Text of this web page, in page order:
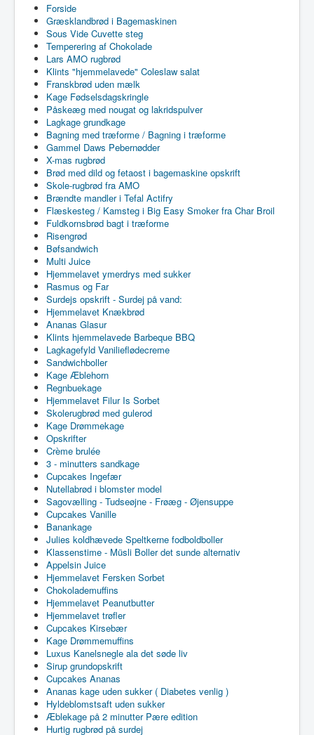
Forside
Græsklandbrød i Bagemaskinen
Sous Vide Cuvette steg
Temperering af Chokolade
Lars AMO rugbrød
Klints "hjemmelavede" Coleslaw salat
Franskbrød uden mælk
Kage Fødselsdagskringle
Påskeæg med nougat og lakridspulver
Lagkage grundkage
Bagning med træforme / Bagning i træforme
Gammel Daws Pebernødder
X-mas rugbrød
Brød med dild og fetaost i bagemaskine opskrift
Skole-rugbrød fra AMO
Brændte mandler i Tefal Actifry
Flæskesteg / Kamsteg i Big Easy Smoker fra Char Broil
Fuldkornsbrød bagt i træforme
Risengrød
Bøfsandwich
Multi Juice
Hjemmelavet ymerdrys med sukker
Rasmus og Far
Surdejs opskrift - Surdej på vand:
Hjemmelavet Knækbrød
Ananas Glasur
Klints hjemmelavede Barbeque BBQ
Lagkagefyld Vanilieflødecreme
Sandwichboller
Kage Æblehorn
Regnbuekage
Hjemmelavet Filur Is Sorbet
Skolerugbrød med gulerod
Kage Drømmekage
Opskrifter
Crème brulée
3 - minutters sandkage
Cupcakes Ingefær
Nutellabrød i blomster model
Sagovælling - Tudseøjne - Frøæg - Øjensuppe
Cupcakes Vanille
Banankage
Julies koldhævede Speltkerne fodboldboller
Klassenstime - Müsli Boller det sunde alternativ
Appelsin Juice
Hjemmelavet Fersken Sorbet
Chokolademuffins
Hjemmelavet Peanutbutter
Hjemmelavet trøfler
Cupcakes Kirsebær
Kage Drømmemuffins
Luxus Kanelsnegle ala det søde liv
Sirup grundopskrift
Cupcakes Ananas
Ananas kage uden sukker ( Diabetes venlig )
Hyldeblomstsaft uden sukker
Æblekage på 2 minutter Pære edition
Hurtig rugbrød på surdej